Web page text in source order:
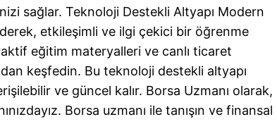
sağlar. Teknoloji Destekli Altyapı Modern
etkileşimli ve ilgi çekici bir öğrenme
eğitim materyalleri ve canlı ticaret
keşfedin. Bu teknoloji destekli altyapı
ve güncel kalır. Borsa Uzmanı olarak,
Borsa uzmanı ile tanışın ve finansal